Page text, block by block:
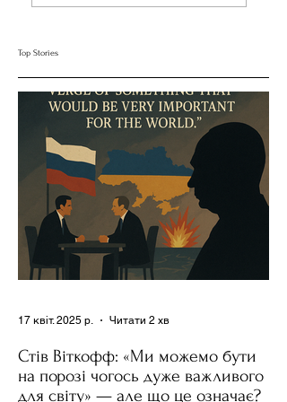
Вимір Цифрової
Top Stories
Стів Віткофф: «Ми можемо бути
на порозі чогось дуже важливого
для світу» — але що це означає?
17 квіт. 2025 р. Читати 2 хв